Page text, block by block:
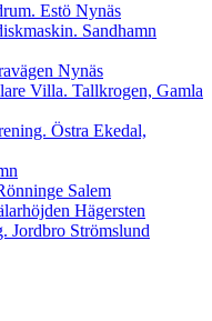
Estö Nynäs
Sandhamn
Nynäs
Villa. Tallkrogen, Gamla
Östra Ekedal,
Salem
Hägersten
Jordbro Strömslund